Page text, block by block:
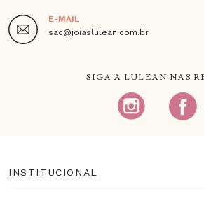
E-MAIL
sac@joiaslulean.com.br
SIGA A LULEAN NAS
INSTITUCIONAL